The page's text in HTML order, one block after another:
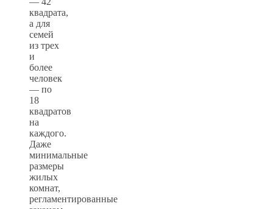
квадрата,
а для
семей
из трех
и
более
человек
— по
18
квадратов
на
каждого.
Даже
минимальные
размеры
жилых
комнат,
регламентированные